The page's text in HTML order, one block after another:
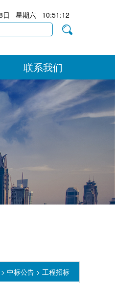
日 星期六 10:51:13
联系我们
> 中标公告 > 工程招标